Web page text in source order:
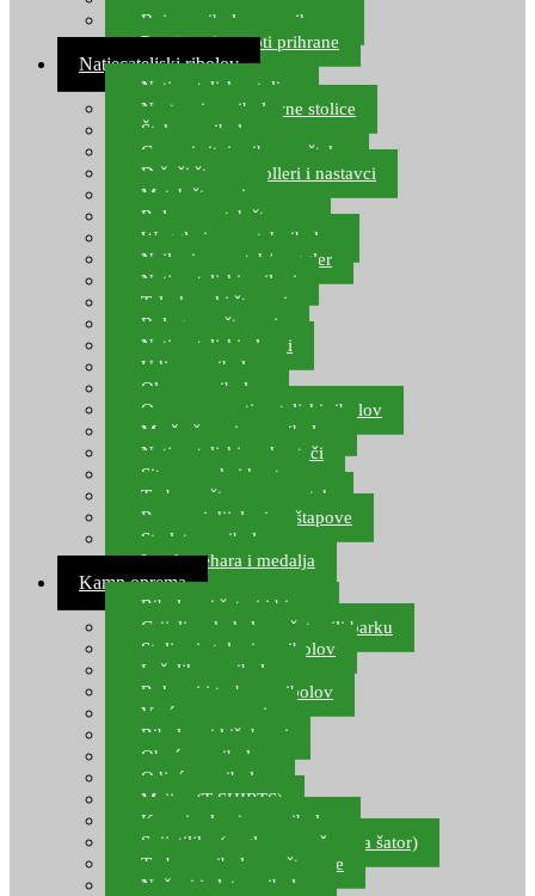
Boje za ribolovnu prihranu
Provjereni recepti prihrane
Natjecateljski ribolov
Natjecateljske stolice
Nastavci za ribolovne stolice
Šteke za ribolov
Gume i sitni pribor za šteku
Držači štapova rolleri i nastavci
Match štapovi
Role za match štapove
Waggleri za match ribolov
Najloni za match/waggler
Natjecateljski najloni
Teleskopski štapovi
Bolognese štapovi
Natjecateljski plovci
Udice za ribolov
Olovo za ribolov
Oprema za natjecateljski ribolov
Mreže čuvarice za ribolov
Natjecateljski podmetači
Sito, posude i kante
Torbe za štapove – match
Rezervni dijelovi za štapove
Starlete za ribolov
Izrada pehara i medalja
Kamp oprema
Ribolovni šatori i bivvy
Grijalice, kuhala za šator ili barku
Stolice i stolovi za ribolov
Ležaljke za ribolov
Ruksaci i torbe za ribolov
Vreće za spavanje
Ribolovni kišobrani
Obuća za ribolov
Odjeća za ribolov
Majice (T-SHIRTS)
Kape i rukavice za ribolov
Svijetiljke (naglavne, ručne, za šator)
Torbe za ribolovne štapove
Noževi i alat za ribolov